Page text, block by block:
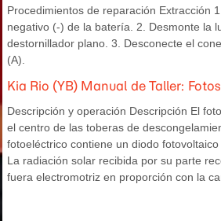
Procedimientos de reparación Extracción
negativo (-) de la batería. 2. Desmonte la
destornillador plano. 3. Desconecte el
(A).
Kia Rio (YB) Manual de Taller:
Descripción y operación Descripción El
el centro de las toberas de
fotoeléctrico contiene un diodo fotovoltaico
La radiación solar recibida por su parte
fuera electromotriz en proporción con la